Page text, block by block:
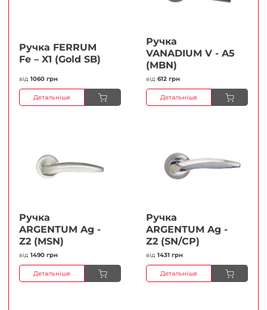
Ручка FERRUМ
Fe – X1 (Gold SB)
від 1060 грн
Детальніше
Ручка
VANADIUM V - A5
(MBN)
від 612 грн
Детальніше
Ручка
ARGENTUM Ag -
Z2 (MSN)
від 1490 грн
Детальніше
Ручка
ARGENTUM Ag -
Z2 (SN/CP)
від 1431 грн
Детальніше